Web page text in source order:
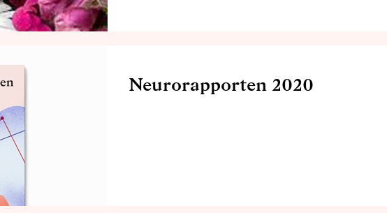
Neurorapporten 2020